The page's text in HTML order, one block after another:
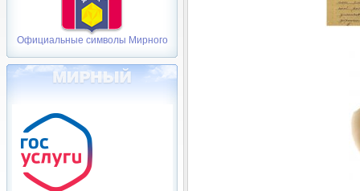
Официальные символы Мирного